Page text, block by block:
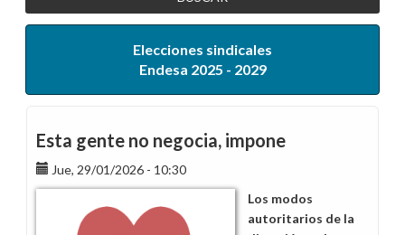
Elecciones sindicales
Endesa 2025 - 2029
Esta gente no negocia, impone
Jue, 29/01/2026 - 10:30
Los modos
autoritarios de la